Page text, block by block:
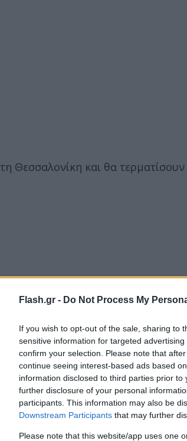
Flash.gr - Do Not Process My
If you wish to opt-out of the sale, sharing to
sensitive information for targeted
confirm your selection. Please note that
continue seeing interest-based ads based
information disclosed to third parties prior
further disclosure of your personal
participants. This information may also be
Downstream Participants that may further
Please note that this website/app uses one
Θεσσαλονίκη και θα
του πρώτου, ενώστις 19:30 θα